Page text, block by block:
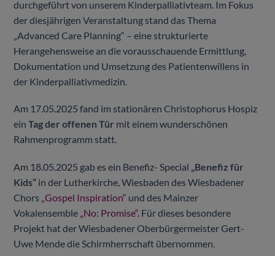
durchgeführt von unserem Kinderpalliativteam. Im Fokus
der diesjährigen Veranstaltung stand das Thema
„Advanced Care Planning“ – eine strukturierte
Herangehensweise an die vorausschauende Ermittlung,
Dokumentation und Umsetzung des Patientenwillens in
der Kinderpalliativmedizin.
Am 17.05.2025 fand im stationären Christophorus Hospiz
einTag der offenen Tür mit einem wunderschönen
Rahmenprogramm statt.
Am 18.05.2025 gab es ein Benefiz- Special „Benefiz für
Kids“ in der Lutherkirche, Wiesbaden des Wiesbadener
Chors „Gospel Inspiration“ und des Mainzer
Vokalensemble „No: Promise“. Für dieses besondere
Projekt hat der Wiesbadener Oberbürgermeister Gert-
Uwe Mende die Schirmherrschaft übernommen.